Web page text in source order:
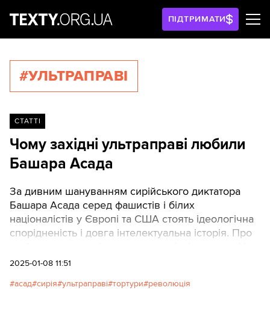
ПІДТРИМАТИ
#УЛЬТРАПРАВІ
СТАТТІ
Чому західні ультраправі любили
Башара Асада
За дивним шануванням сирійського диктатора
Башара Асада серед фашистів і білих
націоналістів у Європі та США стоять ідеологічна
спорідненість і довга інтелектуальна історія. Про
Lines, який опублікований ще до падіння режиму.
2025-01-08 11:51
асад сирія ультраправі тортури революція